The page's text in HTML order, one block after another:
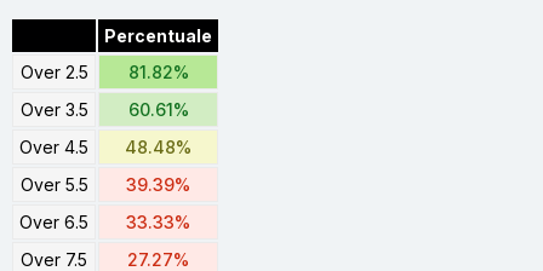
Percentuale
Over 2.5
81.82%
Over 3.5
60.61%
Over 4.5
48.48%
Over 5.5
39.39%
Over 6.5
33.33%
Over 7.5
27.27%